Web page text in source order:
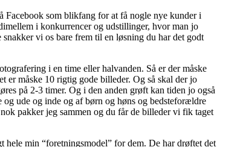
Facebook som blikfang for at få nogle nye kunder i
i konkurrencer og udstillinger, hvor man jo
vi os bare frem til en løsning du har det godt
i en time eller halvanden. Så er der måske
er måske 10 rigtig gode billeder. Og så skal der jo
på 2-3 timer. Og i den anden grøft kan tiden jo også
ude og inde og af børn og høns og bedsteforældre
pakker jeg sammen og du får de billeder vi fik taget
min “foretningsmodel” for dem. De har drøftet det